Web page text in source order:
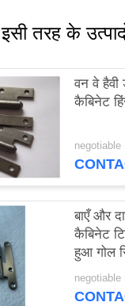
इसी तरह के
वन वे हैवी
कैबिनेट
negotiable
बाएँ और
कैबिनेट
हुआ गोल
negotiable